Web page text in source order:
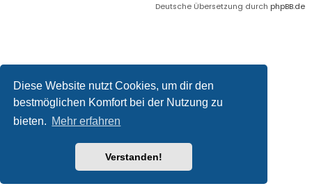
Diese Website nutzt Cookies, um dir den
bestmöglichen Komfort bei der Nutzung zu
bieten. Mehr erfahren
Verstanden!
Deutsche Übersetzung durch phpBB.de